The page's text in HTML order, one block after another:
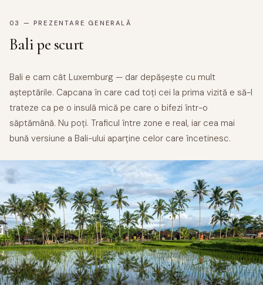
03 — PREZENTARE GENERALĂ
Bali pe scurt
Bali e cam cât Luxemburg — dar depășește cu mult
așteptările. Capcana în care cad toți cei la prima vizită e să-l
trateze ca pe o insulă mică pe care o bifezi într-o
săptămână. Nu poți. Traficul între zone e real, iar cea mai
bună versiune a Bali-ului aparține celor care încetinesc.